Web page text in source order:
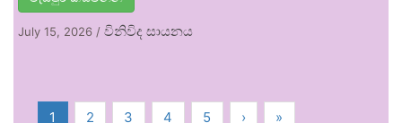
July 15, 2026 / විනිවිද සායනය
1 2 3 4 5 › »